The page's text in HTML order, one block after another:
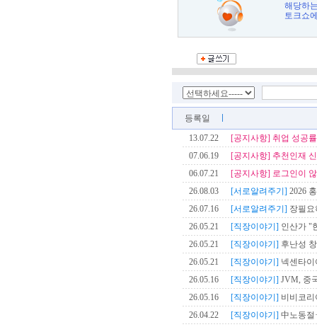
해당하
토크쇼
등록일
13.07.22
[공지사항] 취업 성공
07.06.19
[공지사항] 추천인재
06.07.21
[공지사항] 로그인이
26.08.03
[서로알려주기] 2026
26.07.16
[서로알려주기] 장필
26.05.21
[직장이야기] 인산가 "
26.05.21
[직장이야기] 후난성
26.05.21
[직장이야기] 넥센타
26.05.16
[직장이야기] JVM, 중
26.05.16
[직장이야기] 비비코
26.04.22
[직장이야기] 中노동절